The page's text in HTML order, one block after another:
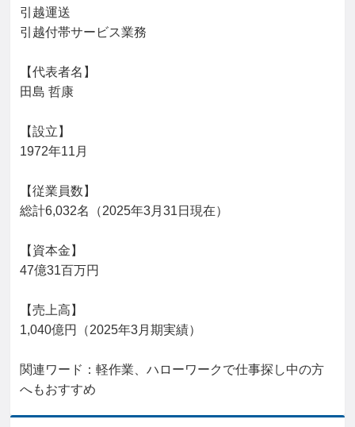
引越運送
引越付帯サービス業務
【代表者名】
田島 哲康
【設立】
1972年11月
【従業員数】
総計6,032名（2025年3月31日現在）
【資本金】
47億31百万円
【売上高】
1,040億円（2025年3月期実績）
関連ワード：軽作業、ハローワークで仕事探し中の方
へもおすすめ